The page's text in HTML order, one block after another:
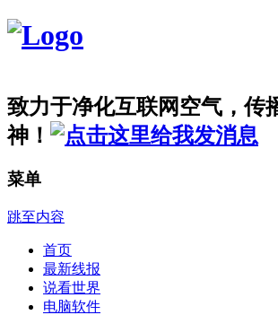
致力于净化互联网空气，传
神！
菜单
跳至内容
首页
最新线报
说看世界
电脑软件